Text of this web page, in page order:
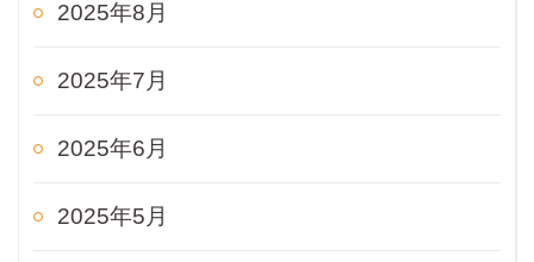
2025年8月
2025年7月
2025年6月
2025年5月